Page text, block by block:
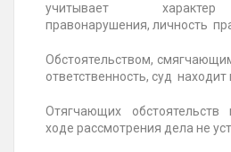
учитывает характер
правонарушения, личность
Обстоятельством,
ответственность, суд
Отягчающих
ходе рассмотрения дела не